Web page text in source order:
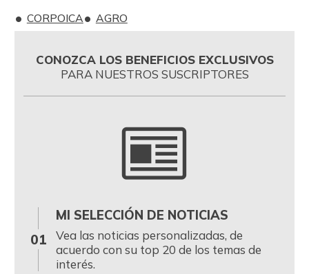
CORPOICA
AGRO
CONOZCA LOS BENEFICIOS EXCLUSIVOS
PARA NUESTROS SUSCRIPTORES
01
MI SELECCIÓN DE NOTICIAS
Vea las noticias personalizadas, de
acuerdo con su top 20 de los temas de
interés.